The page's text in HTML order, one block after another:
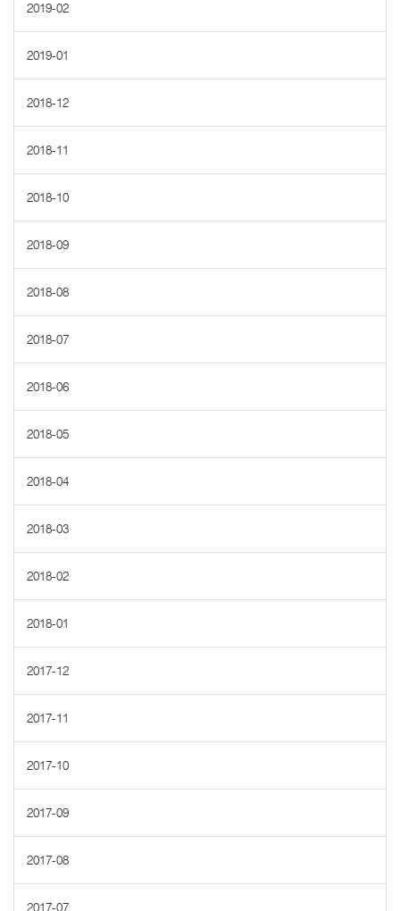
2019-02
2019-01
2018-12
2018-11
2018-10
2018-09
2018-08
2018-07
2018-06
2018-05
2018-04
2018-03
2018-02
2018-01
2017-12
2017-11
2017-10
2017-09
2017-08
2017-07